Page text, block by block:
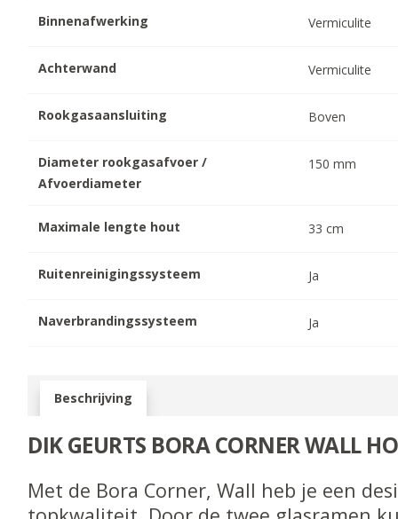
Binnenafwerking Vermiculite
Achterwand Vermiculite
Rookgasaansluiting Boven
Diameter rookgasafvoer /
Afvoerdiameter
150 mm
Maximale lengte hout 33 cm
Ruitenreinigingssysteem Ja
Naverbrandingssysteem Ja
Beschrijving
DIK GEURTS BORA CORNER WALL
Met de Bora Corner, Wall heb je een